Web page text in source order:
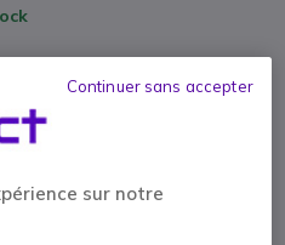
€)
sur notre
Continuer sans accepter